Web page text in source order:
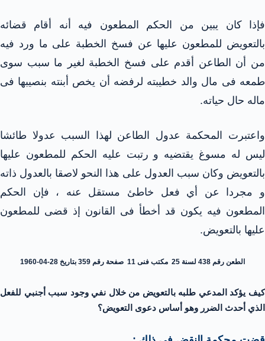
فإذا كان يبين من الحكم المطعون فيه أنه أقام قضائه
بالتعويض للمطعون عليها عن فسخ الخطبة على ما ورد فيه
من أن الطاعن أقدم على فسخ الخطبة لغير ما سبب سوى
طمعه فى مال والد خطيبته لرفضه أن يخص أبنته بنصيبها فى
ماله حال حياته.
واعتبرت المحكمة عدول الطاعن لهذا السبب عدولا طائشا
ليس له مسوغ يقتضيه و رتبت عليه الحكم للمطعون عليها
بالتعويض وكان سبب العدول على هذا النحو لاصقا بالعدول ذاته
و مجردا عن أي فعل خاطئ مستقل عنه ، فإن الحكم
المطعون فيه يكون قد أخطأ فى القانون إذ قضى للمطعون
عليها بالتعويض.
الطعن رقم 438 لسنة 25 مكتب فنى 11 صفحة رقم 359 بتاريخ 28-04-1960
كيف يؤكد المدعي طلبه بالتعويض من خلال نفي وجود سبب أجنبي للفعل
الذي أحدث الضرر وهو أساس دعوى التعويض؟